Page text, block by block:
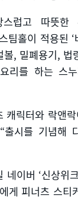
럽고 따뜻
팀홀이 적용된 ‘
볼, 밀폐용기, 법
리를 하는 스
캐릭터와 락앤
출시를 기념해
네이버 ‘신상위크
게 피너츠 스티